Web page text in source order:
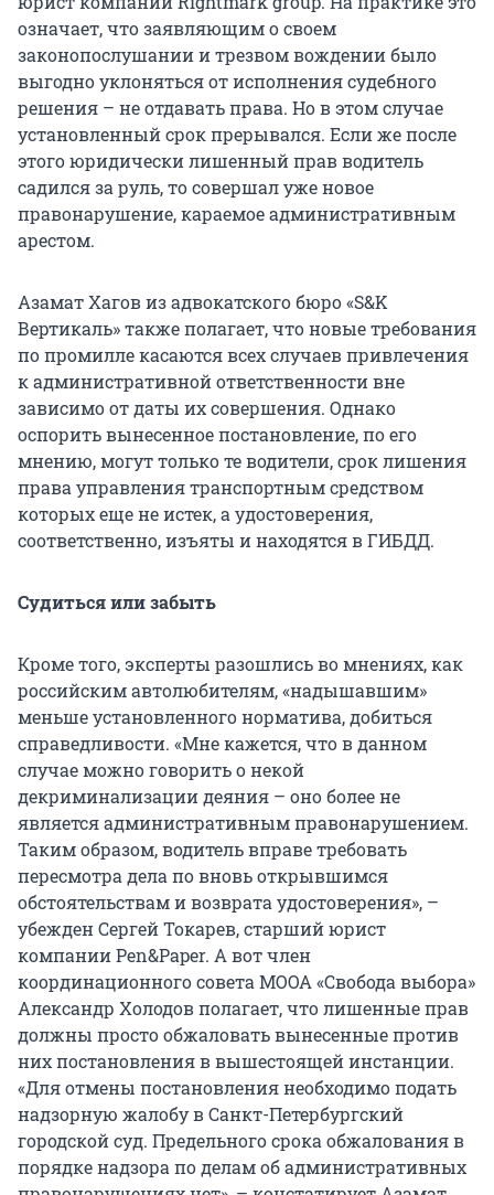
означает, что заявляющим о своем
законопослушании и трезвом вождении было
выгодно уклоняться от исполнения судебного
решения – не отдавать права. Но в этом случае
установленный срок прерывался. Если же после
этого юридически лишенный прав водитель
садился за руль, то совершал уже новое
правонарушение, караемое административным
арестом.
Азамат Хагов из адвокатского бюро «S&K
Вертикаль» также полагает, что новые требования
по промилле касаются всех случаев привлечения
к административной ответственности вне
зависимо от даты их совершения. Однако
оспорить вынесенное постановление, по его
мнению, могут только те водители, срок лишения
права управления транспортным средством
которых еще не истек, а удостоверения,
соответственно, изъяты и находятся в ГИБДД.
Судиться или забыть
Кроме того, эксперты разошлись во мнениях, как
российским автолюбителям, «надышавшим»
меньше установленного норматива, добиться
справедливости. «Мне кажется, что в данном
случае можно говорить о некой
декриминализации деяния – оно более не
является административным правонарушением.
Таким образом, водитель вправе требовать
пересмотра дела по вновь открывшимся
обстоятельствам и возврата удостоверения», –
убежден Сергей Токарев, старший юрист
компании Pen&Paper. А вот член
координационного совета МООА «Свобода выбора»
Александр Холодов полагает, что лишенные прав
должны просто обжаловать вынесенные против
них постановления в вышестоящей инстанции.
«Для отмены постановления необходимо подать
надзорную жалобу в Санкт-Петербургский
городской суд. Предельного срока обжалования в
порядке надзора по делам об административных